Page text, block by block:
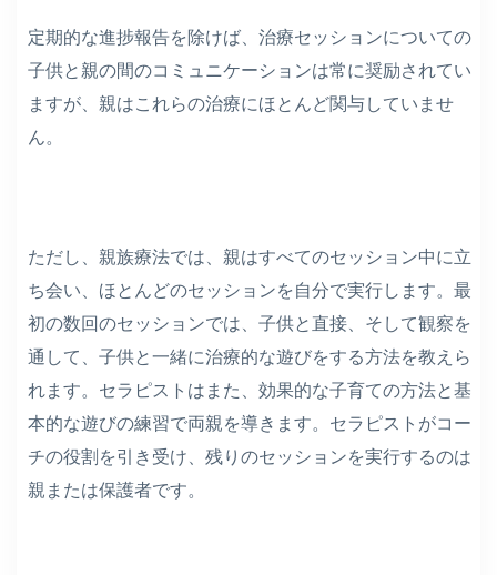
定期的な進捗報告を除けば、治療セッションについての
子供と親の間のコミュニケーションは常に奨励されてい
ますが、親はこれらの治療にほとんど関与していませ
ん。
ただし、親族療法では、親はすべてのセッション中に立
ち会い、ほとんどのセッションを自分で実行します。最
初の数回のセッションでは、子供と直接、そして観察を
通して、子供と一緒に治療的な遊びをする方法を教えら
れます。セラピストはまた、効果的な子育ての方法と基
本的な遊びの練習で両親を導きます。セラピストがコー
チの役割を引き受け、残りのセッションを実行するのは
親または保護者です。